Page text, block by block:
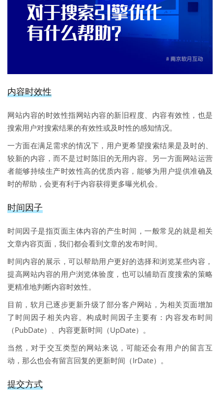
内容时效性
网站内容的时效性指网站内容的新旧程度、内容有效性，也是
搜索用户对搜索结果的有效性或及时性的感知情况。
一方面在满足需求的情况下，用户更希望搜索结果是及时的、
较新的内容，而不是过时陈旧的无用内容。另一方面网站运营
者能够持续生产时效性高的优质内容，能够为用户提供准确及
时的帮助，会更有利于内容获得更多曝光机会。
时间因子
时间因子是指页面主体内容的产生时间，一般常见的就是相关
文章内容页面，我们都会看到文章的发布时间。
时间内容的展示，可以帮助用户更好的选择和浏览某些内容，
提高网站内容的用户浏览体验度，也可以辅助百度搜索的策略
更精准地判断内容时效性。
目前，软月已逐步更新升级了部分客户网站，为相关页面增加
了时间因子相关内容。构成时间因子主要有：内容发布时间
（PubDate）、内容更新时间（UpDate）。
当然，对于交互类型的网站来说，可能还会有用户的留言互
动，那么也会有留言回复的更新时间（IrDate）。
提交方式